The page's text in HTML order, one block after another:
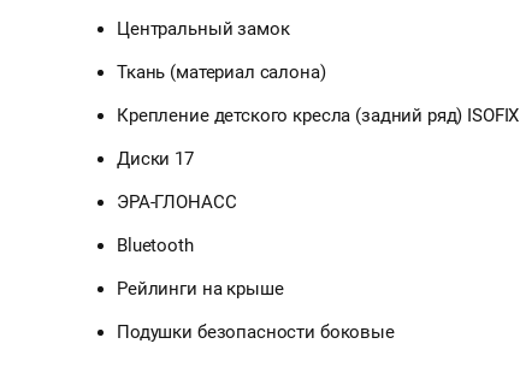
Центральный замок
Ткань (материал салона)
Крепление детского кресла (задний ряд) ISOFIX
Диски 17
ЭРА-ГЛОНАСС
Bluetooth
Рейлинги на крыше
Подушки безопасности боковые